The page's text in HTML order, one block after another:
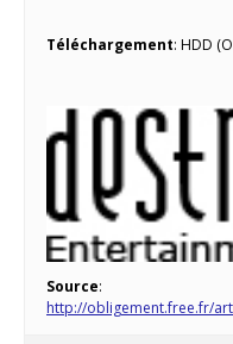
Téléchargement: HDD
Source:
http://obligement.free.fr/